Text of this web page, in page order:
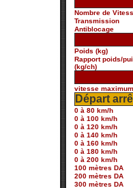
Nombre de
Transmission
Antiblocage
Poids (kg)
Rapport poids/
(kg/ch)
vitesse maximum
Départ
0 à 80 km/h
0 à 100 km/h
0 à 120 km/h
0 à 140 km/h
0 à 160 km/h
0 à 180 km/h
0 à 200 km/h
100 mètres DA
200 mètres DA
300 mètres DA